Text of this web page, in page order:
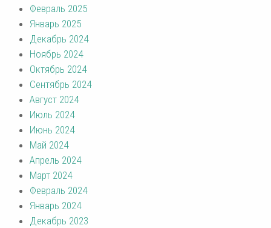
Февраль 2025
Январь 2025
Декабрь 2024
Ноябрь 2024
Октябрь 2024
Сентябрь 2024
Август 2024
Июль 2024
Июнь 2024
Май 2024
Апрель 2024
Март 2024
Февраль 2024
Январь 2024
Декабрь 2023